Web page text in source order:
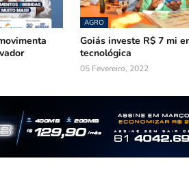
AGRO
Goiás investe R$ 7 mi
tecnológica
05 Fevereiro, 2022